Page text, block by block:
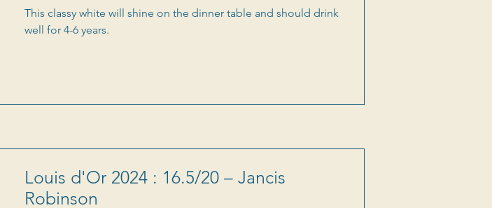
This classy white will shine on the dinner table and should drink
well for 4-6 years.
Louis d'Or 2024 : 16.5/20 – Jancis
Robinson